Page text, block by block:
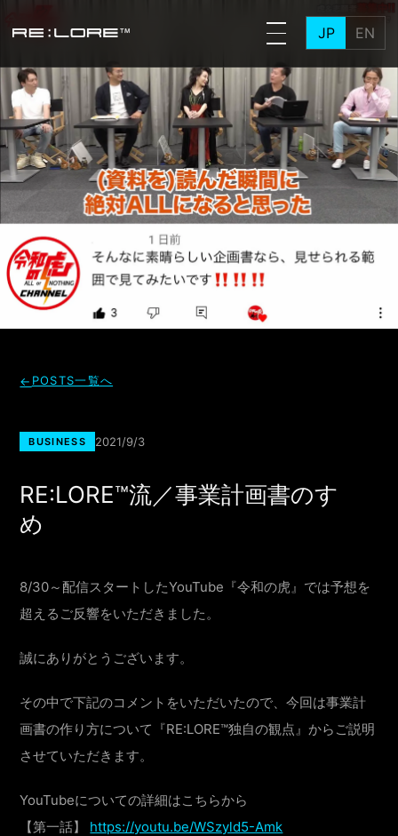
JP EN
POSTS一覧へ
BUSINESS 2021/9/3
RE:LORE™流／事業計画書のすゝ
め
8/30～配信スタートしたYouTube『令和の虎』では予想を
超えるご反響をいただきました。
誠にありがとうございます。
その中で下記のコメントをいただいたので、今回は事業計
画書の作り方について『RE:LORE™独自の観点』からご説明
させていただきます。
YouTubeについての詳細はこちらから
【第一話】 https://youtu.be/WSzyld5-Amk